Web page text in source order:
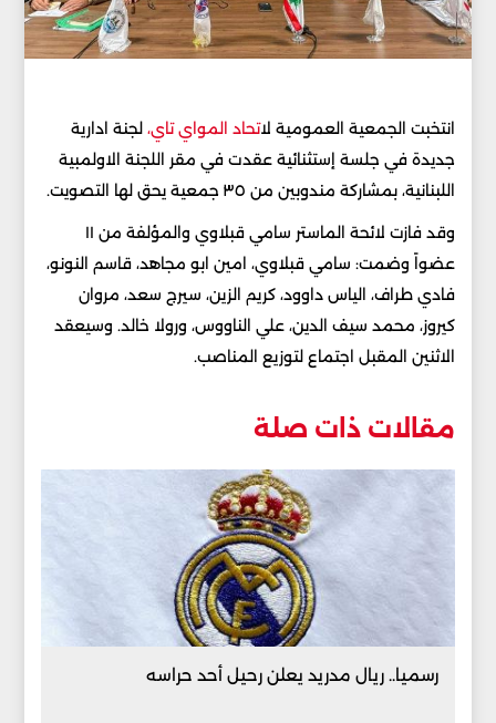
انتخبت الجمعية العمومية لاتحاد المواي تاي، لجنة ادارية
جديدة في جلسة إستثنائية عقدت في مقر اللجنة الاولمبية
اللبنانية، بمشاركة مندوبين من ٣٥ جمعية يحق لها التصويت.
وقد فازت لائحة الماستر سامي قبلاوي والمؤلفة من ١١
عضواً وضمت: سامي قبلاوي، امين ابو مجاهد، قاسم النونو،
فادي طراف، الياس داوود، كريم الزين، سيرج سعد، مروان
كيروز، محمد سيف الدين، علي الناووس، ورولا خالد. وسيعقد
الاثنين المقبل اجتماع لتوزيع المناصب.
مقالات ذات صلة
رسميا.. ريال مدريد يعلن رحيل أحد حراسه